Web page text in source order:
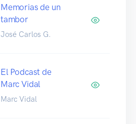
Memorias de un
tambor
José Carlos G.
El Podcast de
Marc Vidal
Marc Vidal